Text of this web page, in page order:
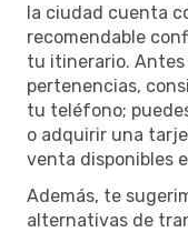
la ciudad cuenta
recomendable
tu itinerario.
pertenencias,
tu teléfono;
o adquirir una
venta disponibles
Además, te
alternativas de